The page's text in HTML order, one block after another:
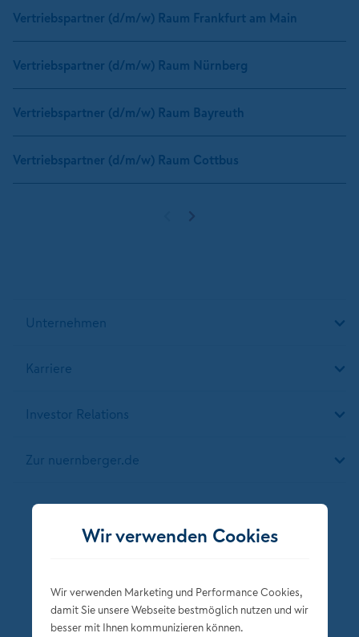
Vertriebspartner (d/m/w) Raum Frankfurt am Main
Vertriebspartner (d/m/w) Raum Nürnberg
Vertriebspartner (d/m/w) Raum Bayreuth
Vertriebspartner (d/m/w) Raum Cottbus
Vorherige Seite
Unternehmen
Karriere
Investor Relations
Zur nuernberger.de
Wir verwenden Cookies
Wir verwenden Marketing und Performance Cookies,
damit Sie unsere Webseite bestmöglich nutzen und wir
besser mit Ihnen kommunizieren können.